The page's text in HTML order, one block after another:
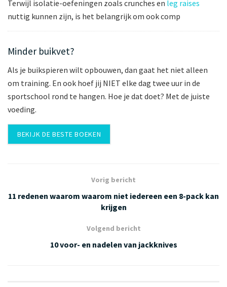
Terwijl isolatie-oefeningen zoals crunches en leg raises
nuttig kunnen zijn, is het belangrijk om ook comp
Minder buikvet?
Als je buikspieren wilt opbouwen, dan gaat het niet alleen
om training. En ook hoef jij NIET elke dag twee uur in de
sportschool rond te hangen. Hoe je dat doet? Met de juiste
voeding.
BEKIJK DE BESTE BOEKEN
Vorig bericht
11 redenen waarom waarom niet iedereen een 8-pack kan
krijgen
Volgend bericht
10 voor- en nadelen van jackknives